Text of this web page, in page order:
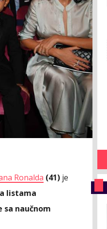
Ronalda (41) je
listama
naučnom